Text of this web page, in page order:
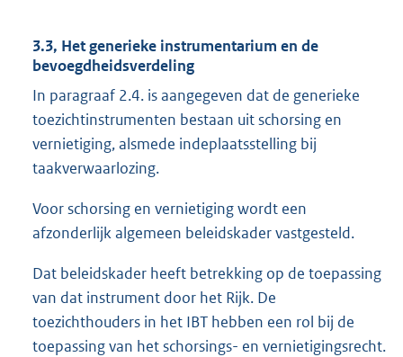
3.3, Het generieke instrumentarium en de
bevoegdheidsverdeling
In paragraaf 2.4. is aangegeven dat de generieke
toezichtinstrumenten bestaan uit schorsing en
vernietiging, alsmede indeplaatsstelling bij
taakverwaarlozing.
Voor schorsing en vernietiging wordt een
afzonderlijk algemeen beleidskader vastgesteld.
Dat beleidskader heeft betrekking op de toepassing
van dat instrument door het Rijk. De
toezichthouders in het IBT hebben een rol bij de
toepassing van het schorsings- en vernietigingsrecht.